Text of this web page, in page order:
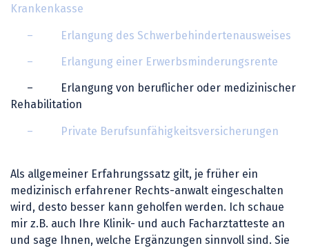
Krankenkasse
– Erlangung des Schwerbehindertenausweises
– Erlangung einer Erwerbsminderungsrente
– Erlangung von beruflicher oder medizinischer
Rehabilitation
– Private Berufsunfähigkeitsversicherungen
Als allgemeiner Erfahrungssatz gilt, je früher ein
medizinisch erfahrener Rechts-anwalt eingeschalten
wird, desto besser kann geholfen werden. Ich schaue
mir z.B. auch Ihre Klinik- und auch Facharztatteste an
und sage Ihnen, welche Ergänzungen sinnvoll sind. Sie